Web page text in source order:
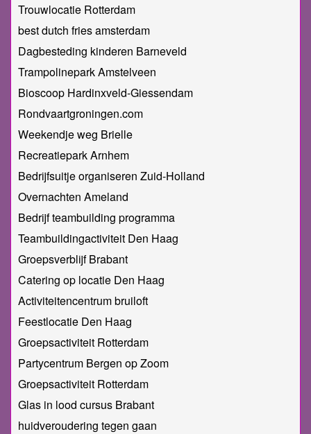
Trouwlocatie Rotterdam
best dutch fries amsterdam
Dagbesteding kinderen Barneveld
Trampolinepark Amstelveen
Bioscoop Hardinxveld-Giessendam
Rondvaartgroningen.com
Weekendje weg Brielle
Recreatiepark Arnhem
Bedrijfsuitje organiseren Zuid-Holland
Overnachten Ameland
Bedrijf teambuilding programma
Teambuildingactiviteit Den Haag
Groepsverblijf Brabant
Catering op locatie Den Haag
Activiteitencentrum bruiloft
Feestlocatie Den Haag
Groepsactiviteit Rotterdam
Partycentrum Bergen op Zoom
Groepsactiviteit Rotterdam
Glas in lood cursus Brabant
huidveroudering tegen gaan